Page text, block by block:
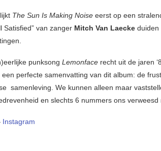
The Sun Is Making Noise eerst op een
Satisfied” van zanger Mitch Van Laecke duiden
punksong Lemonface recht uit de jaren
een perfecte samenvatting van dit album: de
samenleving. We kunnen alleen maar
en slechts 6 nummers ons
Instagram